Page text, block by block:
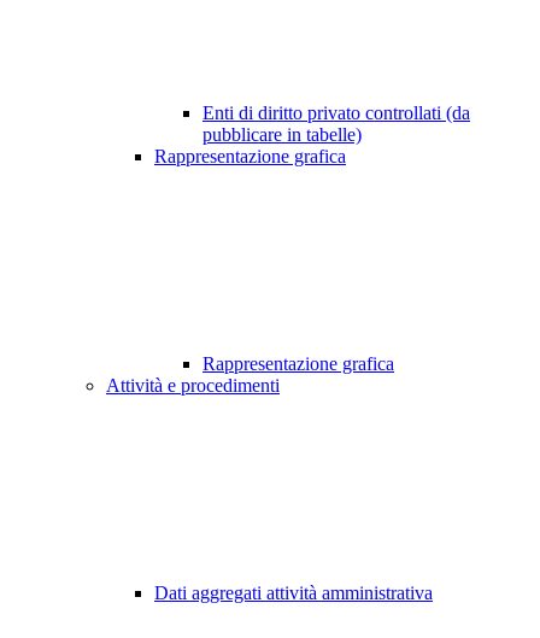
Enti di diritto privato controllati (da
pubblicare in tabelle)
Rappresentazione grafica
Rappresentazione grafica
Attività e procedimenti
Dati aggregati attività amministrativa